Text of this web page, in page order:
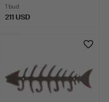
1 bud
211 USD